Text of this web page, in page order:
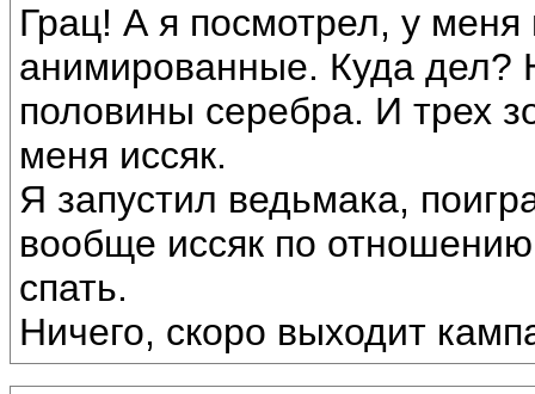
Грац! А я посмотрел, у
анимированные. Куда
половины серебра. И трех
меня иссяк.
Я запустил ведьмака,
вообще иссяк по
спать.
Ничего, скоро выходит